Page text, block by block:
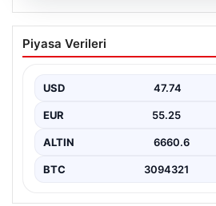
07.08.2026
Manchester United
Altay Bayındır’ın yeni
Piyasa Verileri
USD 47.74
EUR 55.25
ALTIN 6660.6
BTC 3094321